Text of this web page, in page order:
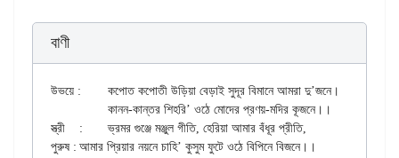
বাণী
উভয়ে : 	কপোত কপোতী উড়িয়া বেড়াই সুদূর বিমানে আমরা দু’জনে।
স্ত্রী 	:	ভ্রমর গুঞ্জে মঞ্জুল গীতি, হেরিয়া আমার বঁধূর প্রীতি,
পুরুষ :	আমার প্রিয়ার নয়নে চাহি’ কুসুম ফুটে ওঠে বিপিনে বিজনে।।